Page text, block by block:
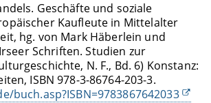
Geschäfte und soziale
Kaufleute in Mittelalter
hg. von Mark Häberlein und
Schriften. Studien zur
N. F., Bd. 6) Konstanz:
ISBN 978-3-86764-203-3.
buch.asp?ISBN=9783867642033